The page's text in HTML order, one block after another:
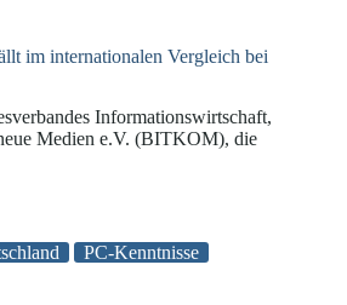
im internationalen Vergleich bei
Informationswirtschaft,
Medien e.V. (BITKOM), die
PC-Kenntnisse